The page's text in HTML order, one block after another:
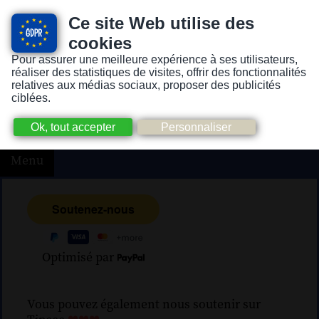
Ce site Web utilise des
cookies
Pour assurer une meilleure expérience à ses utilisateurs,
réaliser des statistiques de visites, offrir des fonctionnalités
relatives aux médias sociaux, proposer des publicités
ciblées.
Version pour personnes mal-voyantes ou non-voyantes
Menu
Optimisé par
Vous pouvez également nous soutenir sur